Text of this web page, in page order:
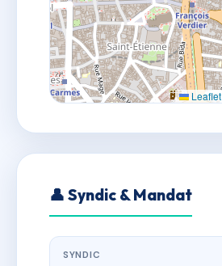
Leaflet
👤 Syndic & Mandat
SYNDIC